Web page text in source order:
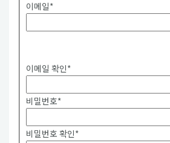
이메일*
이메일 확인*
비밀번호*
비밀번호 확인*